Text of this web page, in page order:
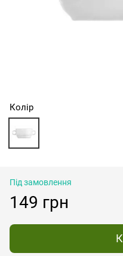
Колір
Під замовлення
149 грн